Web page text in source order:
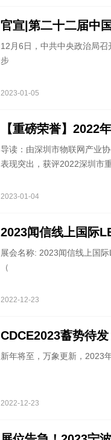
官宣|第二十二届中
12月6日，中共中央政治局
步
2023-01-05
【重磅荣誉】2022
导读：由深圳市物联网产业
表现突出，获评2022深圳市
2023-01-04
2023闻信线上国际
展会名称: 2023闻信线上国
（
2022-12-23
CDCE2023蓄势待
新年将至，万象更新，2023
2022-12-23